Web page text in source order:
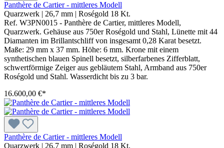
Panthère de Cartier - mittleres Modell
Quarzwerk | 26,7 mm | Roségold 18 Kt.
Ref. W3PN0015 - Panthère de Cartier, mittleres Modell,
Quarzwerk. Gehäuse aus 750er Roségold und Stahl, Lünette mit 44
Diamanten im Brillantschliff von insgesamt 0,28 Karat besetzt.
Maße: 29 mm x 37 mm. Höhe: 6 mm. Krone mit einem
synthetischen blauen Spinell besetzt, silberfarbenes Zifferblatt,
schwertförmige Zeiger aus gebläutem Stahl, Armband aus 750er
Roségold und Stahl. Wasserdicht bis zu 3 bar.
16.600,00 €*
Panthère de Cartier - mittleres Modell
Quarzwerk | 26,7 mm | Roségold 18 Kt.